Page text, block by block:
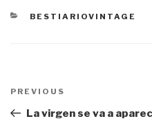
CATEGORÍAS
BESTIARIOVINTAGE
entradas
Previous
Post
PREVIOUS
La virgen se va a